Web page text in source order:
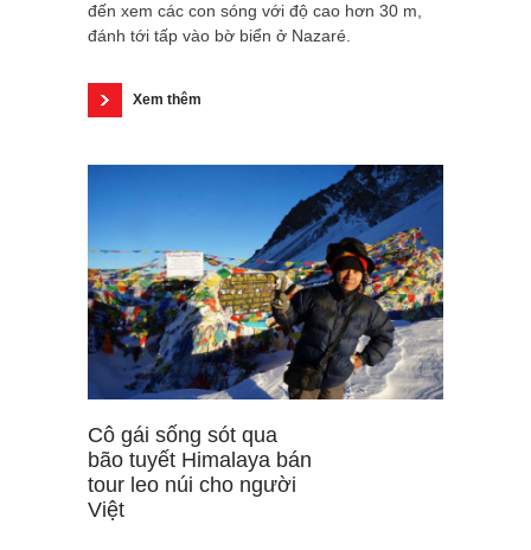
đến xem các con sóng với độ cao hơn 30 m,
đánh tới tấp vào bờ biển ở Nazaré.
Xem thêm
Cô gái sống sót qua
bão tuyết Himalaya bán
tour leo núi cho người
Việt